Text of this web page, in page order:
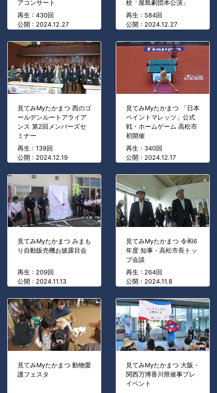
アコンサート
再生 : 430回
公開 : 2024.12.27
校「屋島劇団本公演」
再生 : 584回
公開 : 2024.12.27
見てみMyたかまつ 西のゴ
ールデンルートアライア
ンス 第2回メンバーズセ
ミナー
再生 : 139回
公開 : 2024.12.19
見てみMyたかまつ 「日本
ペイントマレッツ」公式
戦・ホームゲーム 高松市
初開催
再生 : 340回
公開 : 2024.12.17
見てみMyたかまつ みまも
り自動販売機お披露目会
再生 : 209回
公開 : 2024.11.13
見てみMyたかまつ 令和6
年度 知事・高松市長トッ
プ会談
再生 : 264回
公開 : 2024.11.8
見てみMyたかまつ 動物愛
護フェスタ
見てみMyたかまつ 大阪・
関西万博香川県催事プレ
イベント